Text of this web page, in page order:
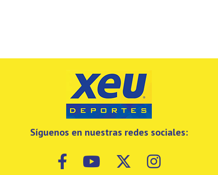
Síguenos en nuestras redes sociales: